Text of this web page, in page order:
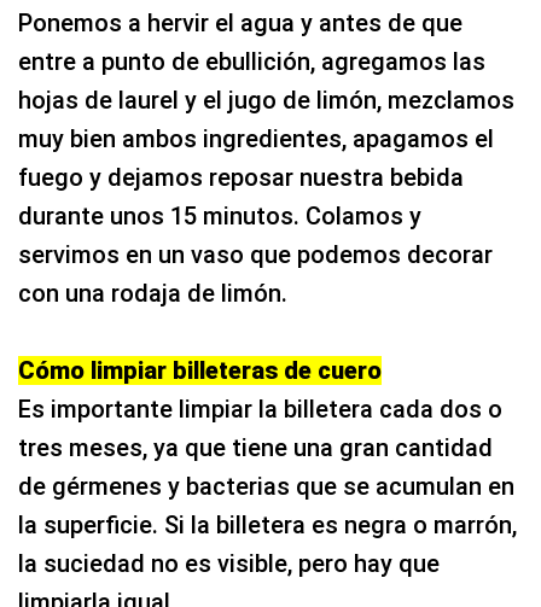
Ponemos a hervir el agua y antes de que
entre a punto de ebullición, agregamos las
hojas de laurel y el jugo de limón, mezclamos
muy bien ambos ingredientes, apagamos el
fuego y dejamos reposar nuestra bebida
durante unos 15 minutos. Colamos y
servimos en un vaso que podemos decorar
con una rodaja de limón.
Cómo limpiar billeteras de cuero
Es importante limpiar la billetera cada dos o
tres meses, ya que tiene una gran cantidad
de gérmenes y bacterias que se acumulan en
la superficie. Si la billetera es negra o marrón,
la suciedad no es visible, pero hay que